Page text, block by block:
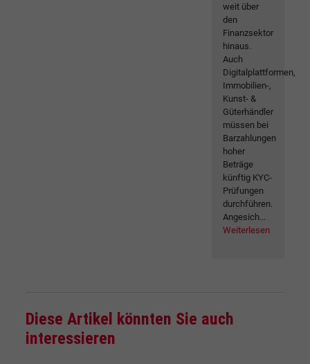
weit über
den
Finanzsektor
hinaus.
Auch
Digitalplattformen,
Immobilien-,
Kunst- &
Güterhändler
müssen bei
Barzahlungen
hoher
Beträge
künftig KYC-
Prüfungen
durchführen.
Angesich...
Weiterlesen
Diese Artikel könnten Sie auch
interessieren